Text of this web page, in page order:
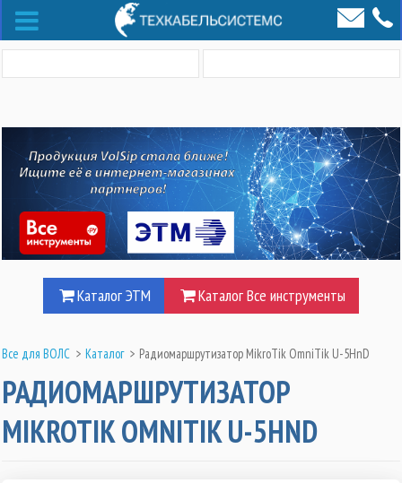
Каталог ЭТМ Каталог Все инструменты
Все для ВОЛС > Каталог > Радиомаршрутизатор MikroTik OmniTik U-5HnD
РАДИОМАРШРУТИЗАТОР
MIKROTIK OMNITIK U-5HND